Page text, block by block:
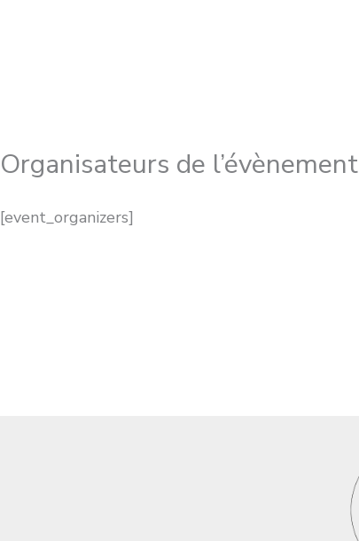
Organisateurs de l’évènement
[event_organizers]